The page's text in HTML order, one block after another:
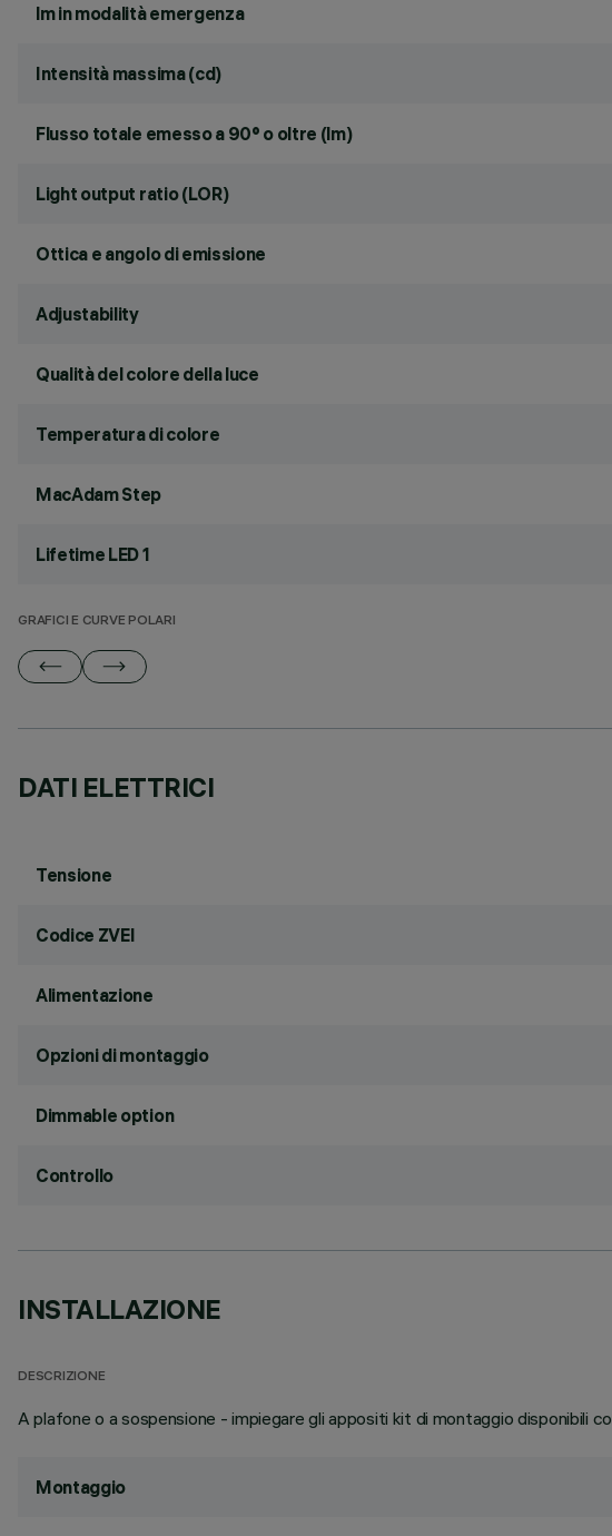
lm in modalità emergenza
Intensità massima (cd)
Flusso totale emesso a 90° o oltre (lm)
Light output ratio (LOR)
Ottica e angolo di emissione
Adjustability
Qualità del colore della luce
Temperatura di colore
MacAdam Step
Lifetime LED 1
GRAFICI E CURVE POLARI
DATI ELETTRICI
Tensione
Codice ZVEI
Alimentazione
Opzioni di montaggio
Dimmable option
Controllo
INSTALLAZIONE
DESCRIZIONE
A plafone o a sospensione - impiegare gli appositi kit di montaggio disponibili
Montaggio